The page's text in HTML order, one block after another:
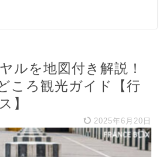
ルを地図付き解説！
ころ観光ガイド【行
】
2025年6月20日